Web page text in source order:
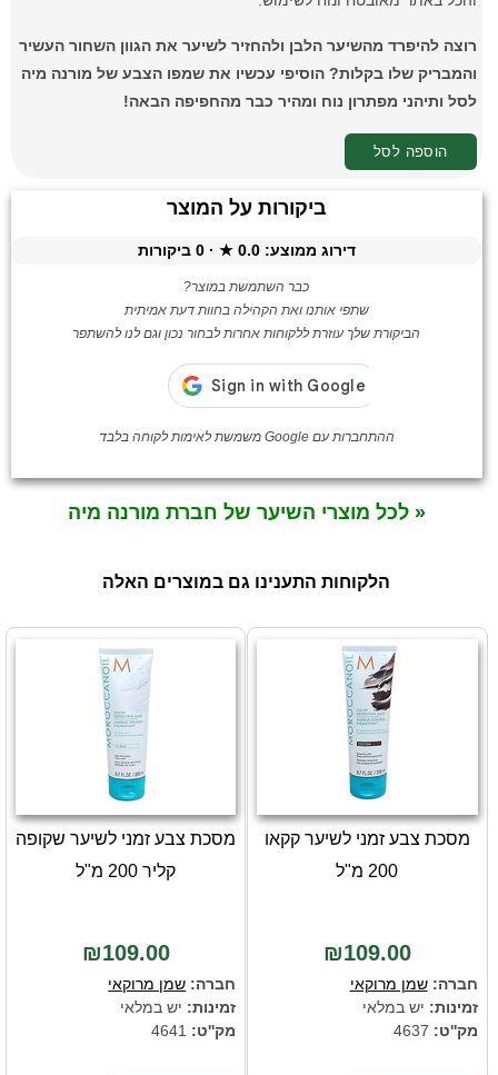
רוצה להיפרד מהשיער הלבן ולהחזיר לשיער את הגוון השחור העשיר
והמבריק שלו בקלות? הוסיפי עכשיו את שמפו הצבע של מורנה מיה
לסל ותיהני מפתרון נוח ומהיר כבר מהחפיפה הבאה!
הוספה לסל
ביקורות על המוצר
דירוג ממוצע:0.0
★ ·
0 ביקורות
כבר השתמשת במוצר?
שתפי אותנו ואת הקהילה בחוות דעת אמיתית
הביקורת שלך עוזרת ללקוחות אחרות לבחור נכון וגם לנו להשתפר
ההתחברות עם Google משמשת לאימות לקוחה בלבד
« לכל מוצרי השיער של חברת מורנה מיה
הלקוחות התענינו גם במוצרים האלה
מסכת צבע זמני לשיער קקאו
200 מ"ל
₪109.00
חברה:שמן מרוקאי
זמינות: יש במלאי
מק''ט:
מסכת צבע זמני לשיער שקופה
קליר 200 מ"ל
₪109.00
חברה: שמן מרוקאי
זמינות: יש במלאי
מק''ט: